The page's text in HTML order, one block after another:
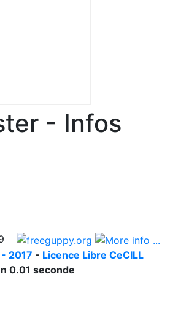
- Infos
2017 - Licence Libre CeCILL
0.01 seconde